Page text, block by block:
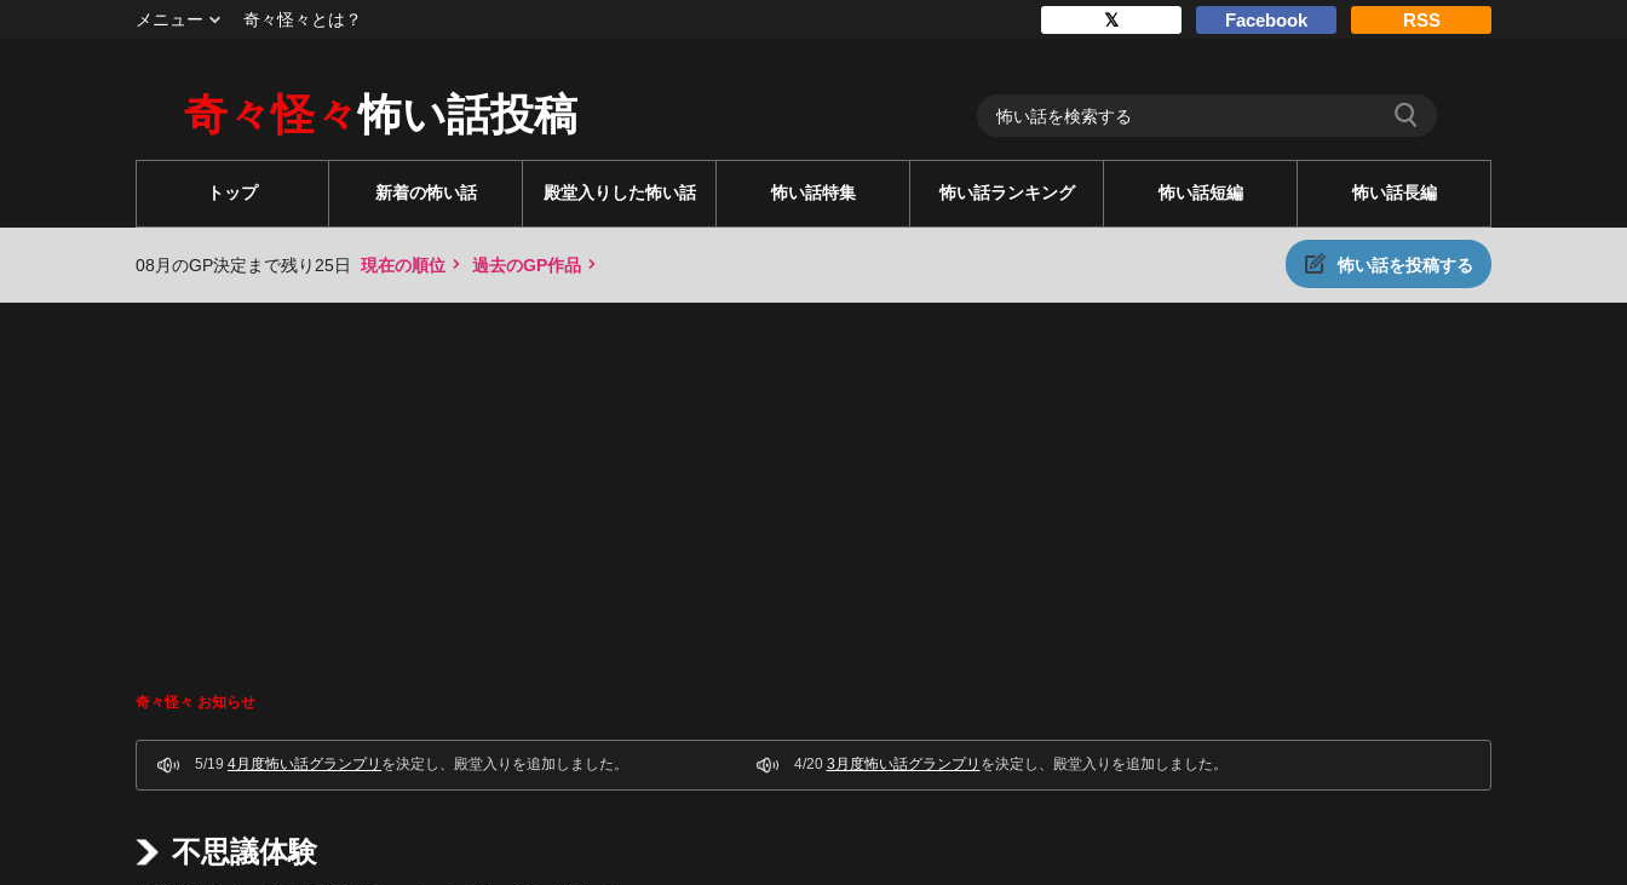
メニュー 奇々怪々とは？ 𝕏 Facebook RSS
奇々怪々怖い話投稿
トップ 新着の怖い話 殿堂入りした怖い話 怖い話特集 怖い話ランキング 怖い話短編 怖い話長編
08月のGP決定まで残り25日 現在の順位 過去のGP作品 怖い話を投稿する
奇々怪々 お知らせ
5/19 4月度怖い話グランプリ を決定し、殿堂入りを追加しました。 4/20 3月度怖い話グランプリ を決定し、殿堂入りを追加しました。
不思議体験